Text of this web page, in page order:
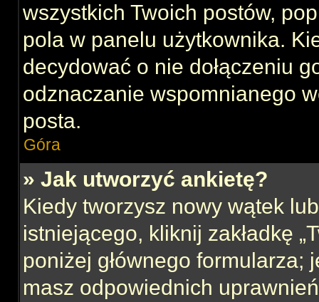
wszystkich Twoich postów,
pola w panelu użytkownika.
decydować o nie dołączeniu
odznaczanie wspomnianego
posta.
Góra
» Jak utworzyć ankietę?
Kiedy tworzysz nowy wątek
istniejącego, kliknij zakładkę
poniżej głównego formularza;
masz odpowiednich